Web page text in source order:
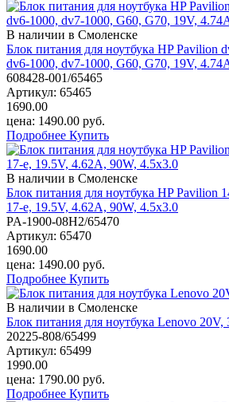
В наличии в Смоленске
Блок питания для ноутбука HP Pavilion
dv6-1000, dv7-1000, G60, G70, 19V,
608428-001/65465
Артикул: 65465
1690.00
цена: 1490.00 руб.
Подробнее Купить
В наличии в Смоленске
Блок питания для ноутбука HP Pavilion
17-e, 19.5V, 4.62A, 90W, 4.5x3.0
PA-1900-08H2/65470
Артикул: 65470
1690.00
цена: 1490.00 руб.
Подробнее Купить
В наличии в Смоленске
Блок питания для ноутбука Lenovo
20225-808/65499
Артикул: 65499
1990.00
цена: 1790.00 руб.
Подробнее Купить